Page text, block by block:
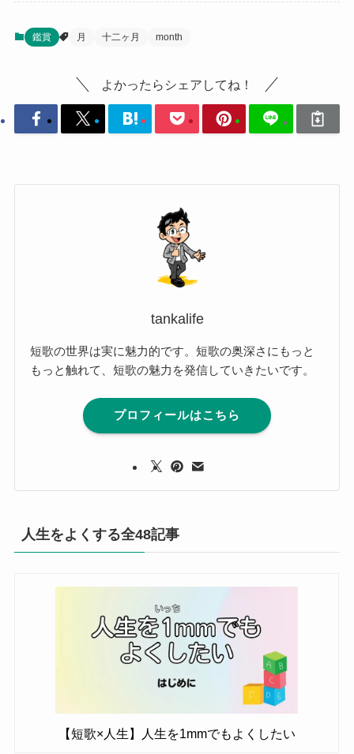
鑑賞 月 十二ヶ月 month
よかったらシェアしてね！
tankalife
短歌の世界は実に魅力的です。短歌の奥深さにもっと
もっと触れて、短歌の魅力を発信していきたいです。
プロフィールはこちら
人生をよくする全48記事
【短歌×人生】人生を1mmでもよくしたい